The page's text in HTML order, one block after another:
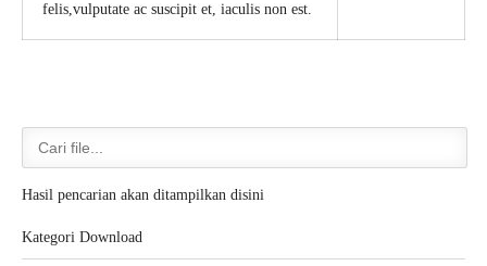
felis,vulputate ac suscipit et, iaculis non est.
Hasil pencarian akan ditampilkan disini
Kategori Download